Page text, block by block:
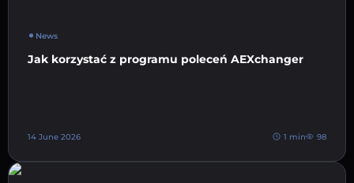
News
Jak korzystać z programu poleceń AEXchanger
14 June 2026 1 min 98